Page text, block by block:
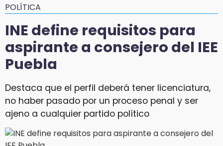
POLÍTICA
INE define requisitos para
aspirante a consejero del IEE
Puebla
Destaca que el perfil deberá tener licenciatura,
no haber pasado por un proceso penal y ser
ajeno a cualquier partido político